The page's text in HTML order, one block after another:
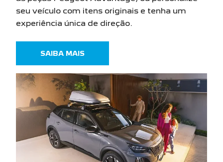
seu veículo com itens originais e tenha um
experiência única de direção.
SAIBA MAIS